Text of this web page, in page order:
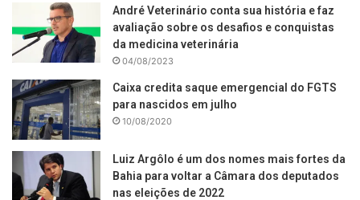
André Veterinário conta sua história e faz
avaliação sobre os desafios e conquistas
da medicina veterinária
04/08/2023
Caixa credita saque emergencial do FGTS
para nascidos em julho
10/08/2020
Luiz Argôlo é um dos nomes mais fortes da
Bahia para voltar a Câmara dos deputados
nas eleições de 2022